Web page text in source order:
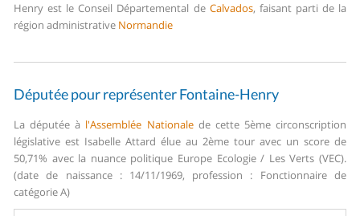
Henry est le Conseil Départemental de Calvados, faisant parti de la
région administrative Normandie
Députée pour représenter Fontaine-Henry
La députée à l'Assemblée Nationalede cette 5ème circonscription
législative est Isabelle Attard élue au 2ème tour avec un score de
50,71% avec la nuance politique Europe Ecologie / Les Verts (VEC).
(date de naissance : 14/11/1969, profession : Fonctionnaire de
catégorie A)